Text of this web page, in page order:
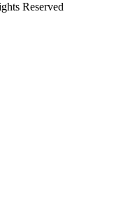
Reserved